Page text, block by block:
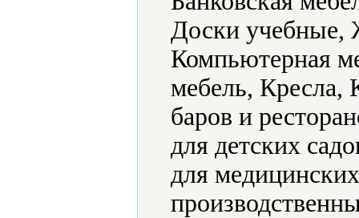
Доски учебные,
Компьютерная
мебель, Кресла,
баров и
для детских
для